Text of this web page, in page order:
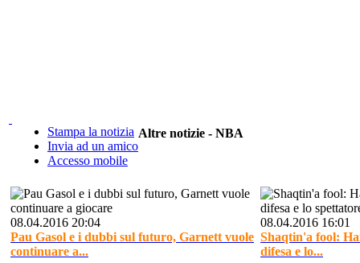
Stampa la notizia
Invia ad un amico
Accesso mobile
Altre notizie - NBA
08.04.2016 20:04
Pau Gasol e i dubbi sul futuro, Garnett vuole
continuare a...
08.04.2016 16:01
Shaqtin'a fool:
difesa e lo...